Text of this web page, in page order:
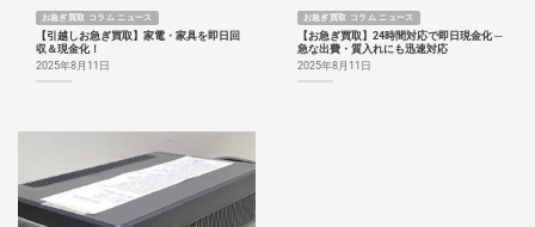
お急ぎ買取 コラム ニュース
【引越しお急ぎ買取】家電・家具を即日回
収＆現金化！
2025年8月11日
お急ぎ買取 コラム ニュース
【お急ぎ買取】24時間対応で即日現金化 ─
急な出費・質入れにも迅速対応
2025年8月11日